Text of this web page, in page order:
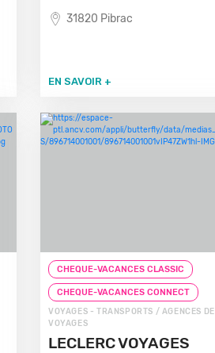
31820 Pibrac
EN SAVOIR +
CHEQUE-VACANCES CLASSIC
CHEQUE-VACANCES CONNECT
VOYAGES - TRANSPORTS / AGENCES DE
VOYAGES
LECLERC VOYAGES